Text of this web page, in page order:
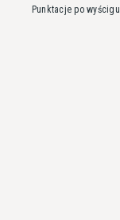
Punktacje po wyścigu